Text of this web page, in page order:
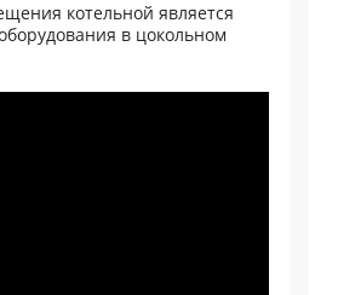
котельной является
в цокольном